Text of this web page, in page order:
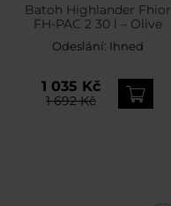
Batoh Highlander Fhior
FH-PAC 2 30 l – Olive
Odeslání: Ihned
1 035 Kč
1 692 Kč